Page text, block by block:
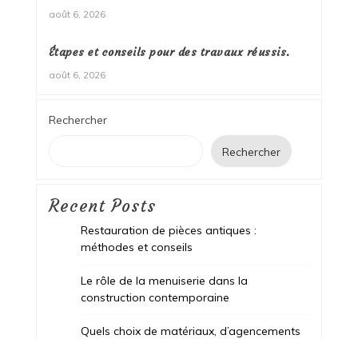
août 6, 2026
Étapes et conseils pour des travaux réussis.
août 6, 2026
Rechercher
Rechercher
Recent Posts
Restauration de pièces antiques :
méthodes et conseils
Le rôle de la menuiserie dans la
construction contemporaine
Quels choix de matériaux, d’agencements